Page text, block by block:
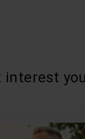
interest